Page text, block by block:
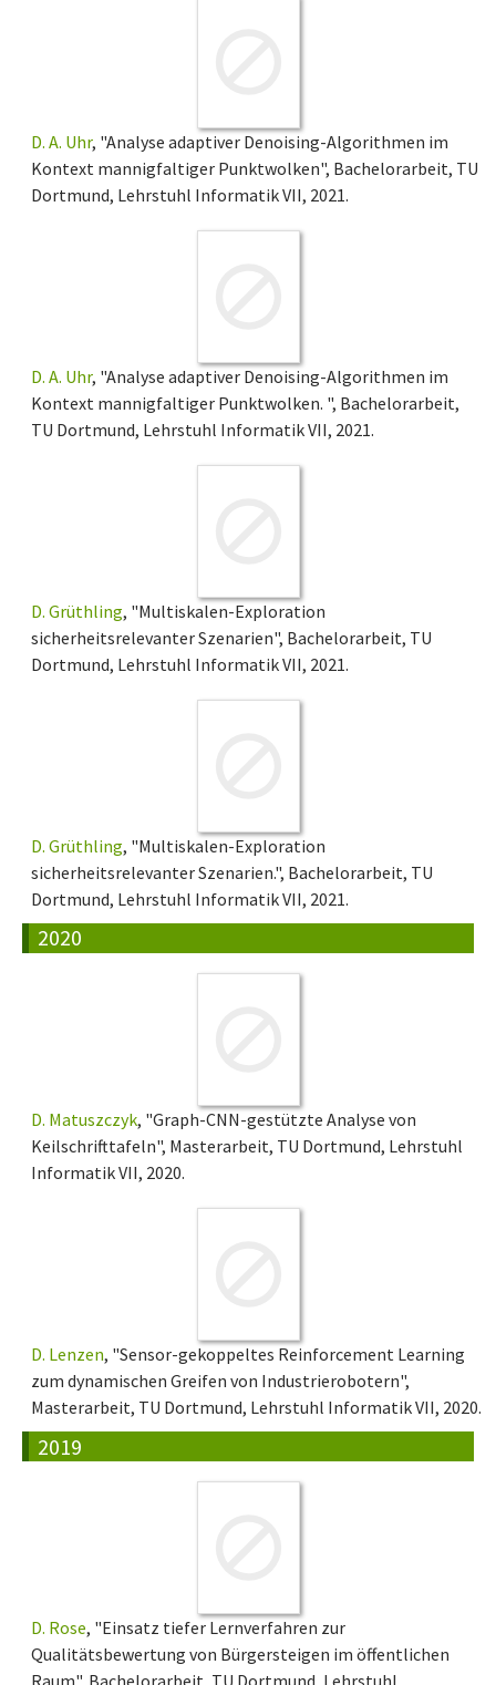
D. A. Uhr, "Analyse adaptiver Denoising-Algorithmen im
Kontext mannigfaltiger Punktwolken", Bachelorarbeit, TU
Dortmund, Lehrstuhl Informatik VII, 2021.
D. A. Uhr, "Analyse adaptiver Denoising-Algorithmen im
Kontext mannigfaltiger Punktwolken. ", Bachelorarbeit,
TU Dortmund, Lehrstuhl Informatik VII, 2021.
D. Grüthling, "Multiskalen-Exploration
sicherheitsrelevanter Szenarien", Bachelorarbeit, TU
Dortmund, Lehrstuhl Informatik VII, 2021.
D. Grüthling, "Multiskalen-Exploration
sicherheitsrelevanter Szenarien.", Bachelorarbeit, TU
Dortmund, Lehrstuhl Informatik VII, 2021.
2020
D. Matuszczyk, "Graph-CNN-gestützte Analyse von
Keilschrifttafeln", Masterarbeit, TU Dortmund, Lehrstuhl
Informatik VII, 2020.
D. Lenzen, "Sensor-gekoppeltes Reinforcement Learning
zum dynamischen Greifen von Industrierobotern",
Masterarbeit, TU Dortmund, Lehrstuhl Informatik VII, 2020.
2019
D. Rose, "Einsatz tiefer Lernverfahren zur
Qualitätsbewertung von Bürgersteigen im öffentlichen